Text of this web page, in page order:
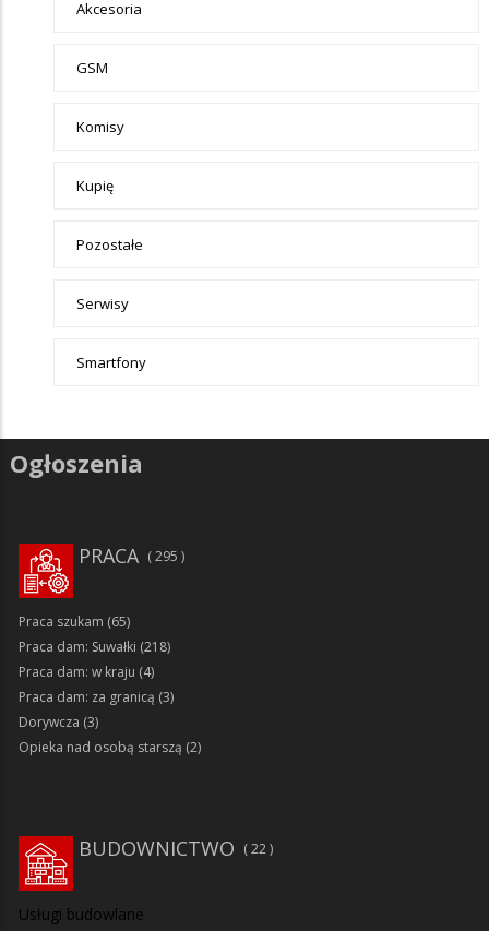
Akcesoria
GSM
Komisy
Kupię
Pozostałe
Serwisy
Smartfony
Ogłoszenia
PRACA 295
Praca szukam (65)
Praca dam: Suwałki (218)
Praca dam: w kraju (4)
Praca dam: za granicą (3)
Dorywcza (3)
Opieka nad osobą starszą (2)
BUDOWNICTWO 22
Usługi budowlane